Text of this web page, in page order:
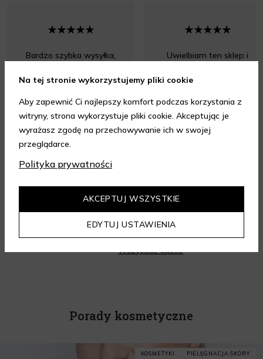
Bardzo szybka wysyłka,
Opinia z dnia 08.08.2026 r.
Uwielbiam ten sklep i
4.95/ 5.00
Wszystkie opinie
Porady kosmetyczne
KOSMETYKI PIELĘGNACJA SKÓRY
Na tej stronie wykorzystujemy pliki cookie
Aby zapewnić Ci najlepszy komfort podczas korzystania z
witryny, strona wykorzystuje pliki cookie. Akceptując je
wyrażasz zgodę na przechowywanie ich w swojej
przeglądarce.
Polityka prywatności
EDYTUJ USTAWIENIA
AKCEPTUJ WSZYSTKIE